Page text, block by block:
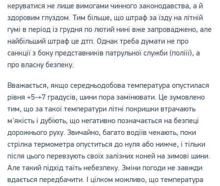
керуватися не лише вимогами чинного законодавства, а й
здоровим глуздом. Тим більше, що штраф за їзду на літній
гумі в період із грудня по лютий нині вже запроваджено, але
найбільший штраф це дтп. Однак треба думати не про
санкції з боку представників патрульної служби (поліії), а
про власну безпеку.
Вважається, якщо середньодобова температура опустилася
рівня +5-+7 градусів, шини пора замінювати. Це зумовлено
тим, що за такої температури літні покришки втрачають
м'якість і дубіють, що негативно позначається на безпеці
дорожнього руху. Звичайно, багато водіїв чекають, поки
стрілка термометра опуститься до нуля або нижче, і тільки
після цього перевзують своїх залізних коней на зимові шини.
Але такий підхід таїть небезпеку. Зміни погоди не завжди
вдається передбачити. І цілком можливо, що температура